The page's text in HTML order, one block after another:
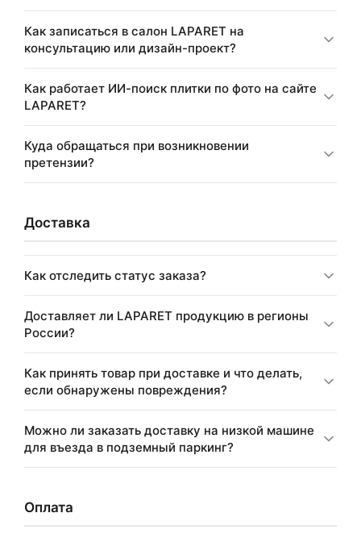
Как записаться в салон LAPARET на
консультацию или дизайн-проект?
Как работает ИИ-поиск плитки по фото на сайте
LAPARET?
Куда обращаться при возникновении
претензии?
Доставка
Как отследить статус заказа?
Доставляет ли LAPARET продукцию в регионы
России?
Как принять товар при доставке и что делать,
если обнаружены повреждения?
Можно ли заказать доставку на низкой машине
для въезда в подземный паркинг?
Оплата